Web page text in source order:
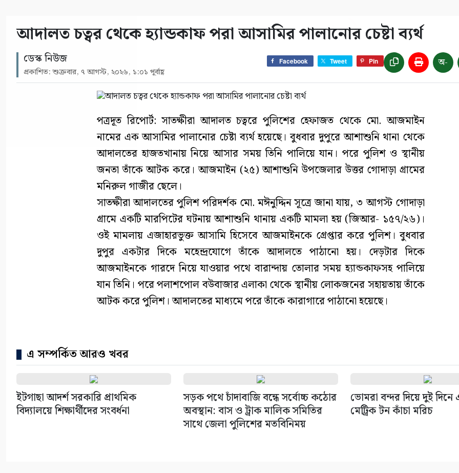
আদালত চত্বর থেকে হ্যান্ডকাফ পরা আসামির পালানোর চেষ্টা ব্যর্থ
ডেস্ক নিউজ
প্রকাশিত: শুক্রবার, ৭ আগস্ট, ২০২৬, ১:০১ পূর্বাহ্ণ
Facebook Tweet Pin অ-
পত্রদূত রিপোর্ট: সাতক্ষীরা আদালত চত্বরে পুলিশের হেফাজত থেকে মো. আজমাইন
নামের এক আসামির পালানোর চেষ্টা ব্যর্থ হয়েছে। বুধবার দুপুরে আশাশুনি থানা থেকে
আদালতের হাজতখানায় নিয়ে আসার সময় তিনি পালিয়ে যান। পরে পুলিশ ও স্থানীয়
জনতা তাঁকে আটক করে। আজমাইন (২৫) আশাশুনি উপজেলার উত্তর গোদাড়া গ্রামের
মনিরুল গাজীর ছেলে।
সাতক্ষীরা আদালতের পুলিশ পরিদর্শক মো. মঈনুদ্দিন সূত্রে জানা যায়, ৩ আগস্ট গোদাড়া
গ্রামে একটি মারপিটের ঘটনায় আশাশুনি থানায় একটি মামলা হয় (জিআর- ১৫৭/২৬)।
ওই মামলায় এজাহারভুক্ত আসামি হিসেবে আজমাইনকে গ্রেপ্তার করে পুলিশ। বুধবার
দুপুর একটার দিকে মহেন্দ্রযোগে তাঁকে আদালতে পাঠানো হয়। দেড়টার দিকে
আজমাইনকে গারদে নিয়ে যাওয়ার পথে বারান্দায় তোলার সময় হ্যান্ডকাফসহ পালিয়ে
যান তিনি। পরে পলাশপোল বউবাজার এলাকা থেকে স্থানীয় লোকজনের সহায়তায় তাঁকে
আটক করে পুলিশ। আদালতের মাধ্যমে পরে তাঁকে কারাগারে পাঠানো হয়েছে।
এ সম্পর্কিত আরও খবর
ইটগাছা আদর্শ সরকারি প্রাথমিক
বিদ্যালয়ে শিক্ষার্থীদের সংবর্ধনা
সড়ক পথে চাঁদাবাজি বন্ধে সর্বোচ্চ কঠোর
অবস্থান: বাস ও ট্রাক মালিক সমিতির
সাথে জেলা পুলিশের মতবিনিময়
ভোমরা বন্দর দিয়ে দুই
মেট্রিক টন কাঁচা মরিচ